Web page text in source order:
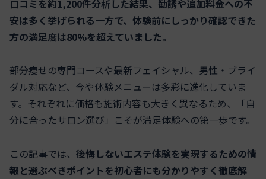
口コミを約1,200件分析した結果、勧誘や追加料金への不
安は多く挙げられる一方で、体験前にしっかり確認できた
方の満足度は80%を超えていました。
部分痩せの専門コースや最新フェイシャル、男性・ブライ
ダル対応など、今や体験メニューは多彩に進化していま
す。それぞれに価格も施術内容も大きく異なるため、「自
分に合ったサロン選び」こそが満足体験への第一歩です。
この記事では、 後悔しないエステ体験を実現するための情
報と選ぶべきポイントを初心者にも分かりやすく徹底解